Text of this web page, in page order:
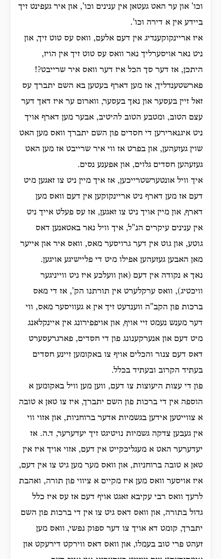
וכו' און ער האט געטאן אין ענינים וכו', און איר געפינט זיך
ביידע אין א דירה וכו'.
איז אריינקוקענדיג אין דעם אלעם, וואס עס טוט זיך, און
ניט נאר אויסערליך נאר וואס עס טוט זיך אין הויז,
היתכן, אז דער סך הכל איז דער וואס איר שרייבט?!
פארשטענדליך, אז מען דארף בעטען בא השם יתברך עס
זאל זיין בעסער און נאך בעסער, ווארום ער איז דאך דער
עצם הטוב, ומטבע הטוב להיטיב, אבער מען דארף אויך
ניט איגנארירען די חסדים פון השם יתברך וואס מען האט
שוין געזעהען, און בפרט אז ווי איר שרייבט אז מען האט
געזעהען חסדים גלוים, און אפענע נסים.
איך וויל אונטערשטרייכען, אז איך מיין ניט צו זאגען מיט
דעם אז מען דארף ניט אריינקוקען אין דעם וואס מען
דארף, און מיין אויך ניט צו זאגען, אז עס פעלט אייך ניט
אין ענינים עיקרים הנ"ל, איך וויל נאר באטאנען דאס
גוטע, און גוט אין דער גרויסער מאס, וואס איר און אייער
מאן האבען געזעהען אפילו מיט די פליישיגע אויגען.
נאך א נקודה אין דעם (און וועלכע איז ניט ווייניגער
וויכטיג), וואס ערקלערט אין תורתנו הק', אז די מאס
ברכות פון הקב"ה ווענדעט זיך אין א געוויסער מאס, ווי
דער מענש נעמט זיי אויף, און אויפפירונג אין איינקלאנג
מיט דעם און אנערקענונג פון די חסדים, פארגרעסערט
דאס דעם צנור והכלים אויף צו באקומען זיינע חסדים
בעתיד הקרוב ובעתיד בכלל.
פון די עצות היעוצות צו דעם, ווען מען וויל באקומען א
הוספה אין די ברכות פון השם יתברך, איז צו טאן א טובה
א צווייטען אידען בגשמיות אדער ברוחניות, און אזוי ווי
אין געבען צדקה גשמיות נויטיגט זיך יעדערער, ד.ה. אז
יעדערער האט א מעגליכקייט אין דעם, אזוי אויך איז אין
טאן א טובה ברוחניות, און וואס מער מען גיט צו אין דעם,
איז אויסער וואס מען איז מקיים א ציווי פון תורה, ואהבת
לרעך וואס רבי עקיבא זאגט אויף דעם אז עס איז כלל
גדול בתורה, און וואס דאס גיט צו אין די ברכות פון השם
יתברך, קומט דא אויך צו דער ספוק נפשי, וואס מען
זעהט פרי טוב בעמלו, און וואס דאס ווירקט דירעקט און